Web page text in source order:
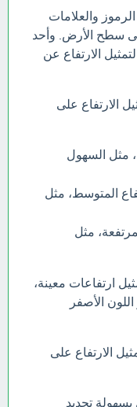
والعلامات
سطح الأرض. وأحد
الارتفاع عن
الارتفاع على
مثل السهول
المتوسط، مثل
مثل
ارتفاعات معينة،
الأصفر
الارتفاع على
تحديد